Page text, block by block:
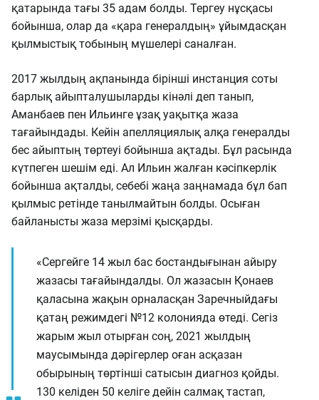
қатарында тағы 35 адам болды. Тергеу нұсқасы
бойынша, олар да «қара генералдың» ұйымдасқан
қылмыстық тобының мүшелері саналған.
2017 жылдың ақпанында бірінші инстанция соты
барлық айыпталушыларды кінәлі деп танып,
Аманбаев пен Ильинге ұзақ уақытқа жаза
тағайындады. Кейін апелляциялық алқа генералды
бес айыптың төртеуі бойынша ақтады. Бұл расында
күтпеген шешім еді. Ал Ильин жалған кәсіпкерлік
бойынша ақталды, себебі жаңа заңнамада бұл бап
қылмыс ретінде танылмайтын болды. Осыған
байланысты жаза мерзімі қысқарды.
«Сергейге 14 жыл бас бостандығынан айыру
жазасы тағайындалды. Ол жазасын Қонаев
қаласына жақын орналасқан Заречныйдағы
қатаң режимдегі №12 колонияда өтеді. Сегіз
жарым жыл отырған соң, 2021 жылдың
маусымында дәрігерлер оған асқазан
обырының төртінші сатысын диагноз қойды.
130 келіден 50 келіге дейін салмақ тастап,